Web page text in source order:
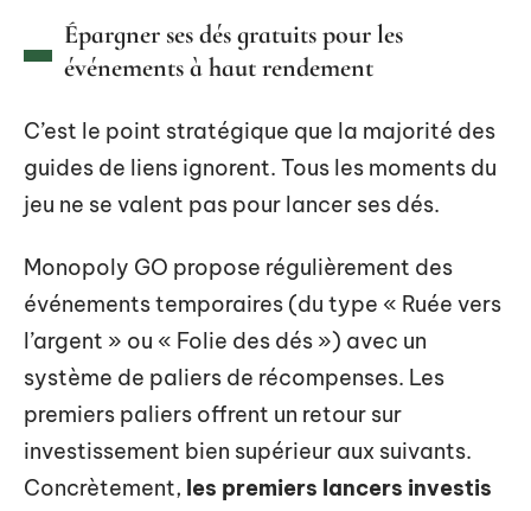
Épargner ses dés gratuits pour les
événements à haut rendement
C’est le point stratégique que la majorité des
guides de liens ignorent. Tous les moments du
jeu ne se valent pas pour lancer ses dés.
Monopoly GO propose régulièrement des
événements temporaires (du type « Ruée vers
l’argent » ou « Folie des dés ») avec un
système de paliers de récompenses. Les
premiers paliers offrent un retour sur
investissement bien supérieur aux suivants.
Concrètement, les premiers lancers investis